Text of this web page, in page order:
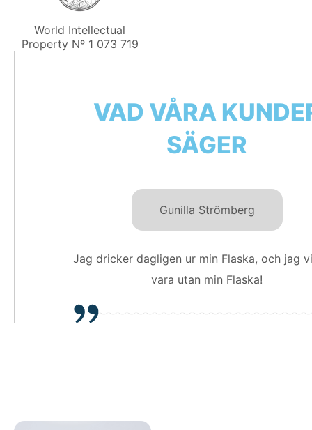
World Intellectual
Property Nº 1 073 719
VAD VÅRA
SÄGER
Gunilla Strömberg
Jag dricker dagligen ur min Flaska, och jag
vara utan min Flaska!